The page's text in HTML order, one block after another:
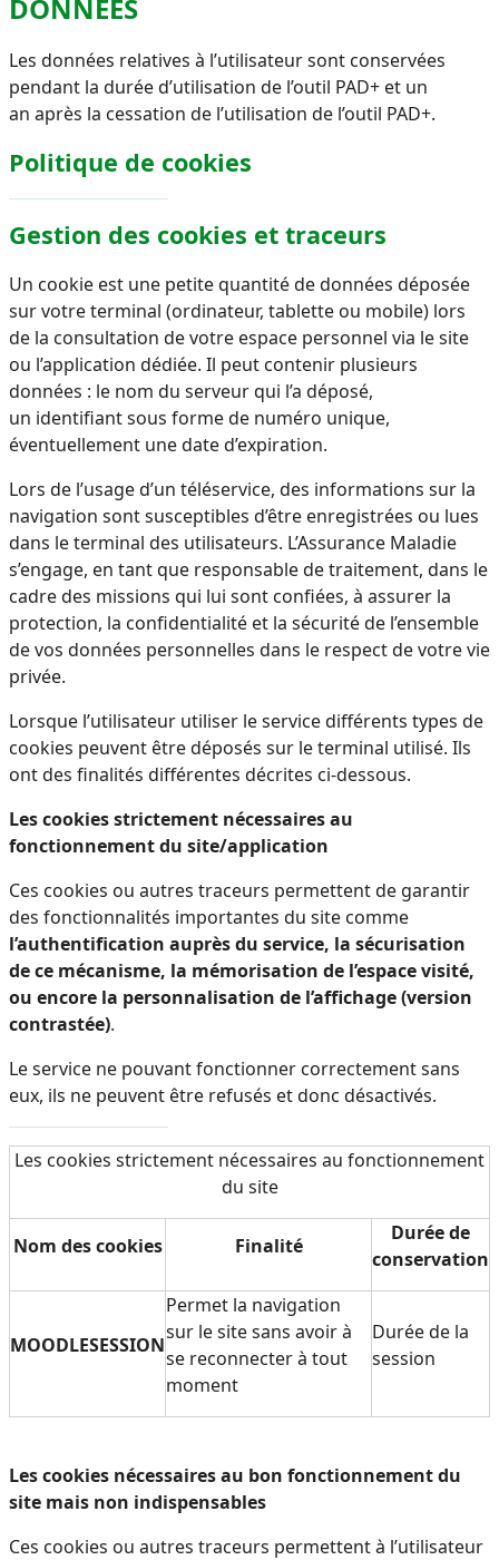
DONNEES
Les données relatives à l’utilisateur sont conservées
pendant la durée d’utilisation de l’outil PAD+ et un
an après la cessation de l’utilisation de l’outil PAD+.
Politique de cookies
Gestion des cookies et traceurs
Un cookie est une petite quantité dedonnées déposée
sur votre terminal (ordinateur, tablette ou mobile) lors
de la consultation de votre espace personnel via le site
ou l’application dédiée. Il peut contenir plusieurs
données : le nom du serveur qui l’a déposé,
un identifiant sous forme de numéro unique,
éventuellement une date d’expiration.
Lors de l’usage d’un téléservice, des informations sur la
navigation sont susceptibles d’être enregistrées ou lues
dans le terminal des utilisateurs. L’Assurance Maladie
s’engage, en tant que responsable de traitement, dans le
cadre des missions qui lui sont confiées, à assurer la
protection, la confidentialité et la sécurité de l’ensemble
de vos données personnelles dans le respect de votre vie
privée.
Lorsque l’utilisateur utiliser le service différents types de
cookies peuvent être déposés sur le terminal utilisé. Ils
ont des finalités différentes décrites ci-dessous.
Les cookies strictement nécessaires au
fonctionnement du site/application
Ces cookies ou autres traceurs permettent de garantir
des fonctionnalités importantes du site comme
l’authentification auprès du service, la sécurisation
de ce mécanisme, la mémorisation de l’espace visité,
ou encore la personnalisation de l’affichage (version
contrastée).
Le service ne pouvant fonctionner correctement sans
eux, ils ne peuvent être refusés et donc désactivés.
Les cookies strictement nécessaires au fonctionnement
du site
Nom des cookies Finalité
Durée de
conservation
MOODLESESSION
Permet la navigation
sur le site sans avoir à
se reconnecter à tout
moment
Durée de la
session
Les cookies nécessaires au bon fonctionnement du
site mais non indispensables
Ces cookies ou autres traceurs permettent à l’utilisateur